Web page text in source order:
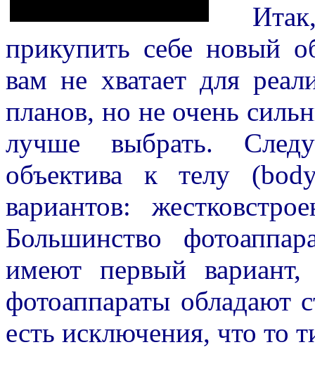
Итак,
прикупить себе новый
вам не хватает для
планов, но не очень
лучше выбрать.
объектива к телу
вариантов:
Большинство
имеют первый вариант,
фотоаппараты обладают
есть исключения, что то